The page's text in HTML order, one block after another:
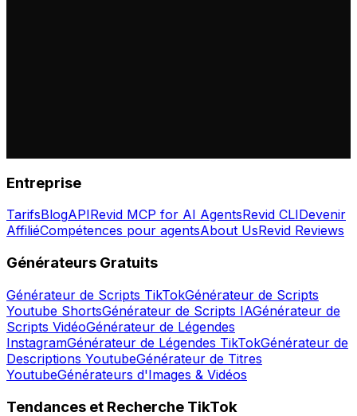
Entreprise
TarifsBlogAPIRevid MCP for AI AgentsRevid CLIDevenir
AffiliéCompétences pour agentsAbout UsRevid Reviews
Générateurs Gratuits
Générateur de Scripts TikTokGénérateur de Scripts
Youtube ShortsGénérateur de Scripts IAGénérateur de
Scripts VidéoGénérateur de Légendes
InstagramGénérateur de Légendes TikTokGénérateur de
Descriptions YoutubeGénérateur de Titres
YoutubeGénérateurs d'Images & Vidéos
Tendances et Recherche TikTok